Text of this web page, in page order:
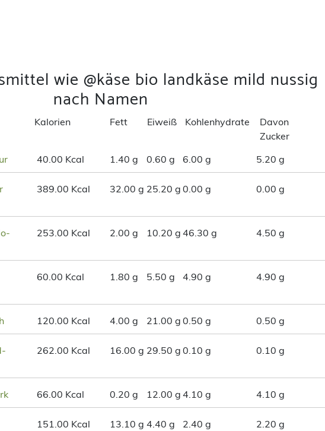
wie @käse bio landkäse mild nussig
nach Namen
Kalorien Fett Eiweiß Kohlenhydrate
Davon
Zucker
40.00 Kcal 1.40 g 0.60 g 6.00 g 5.20 g
389.00 Kcal 32.00 g 25.20 g 0.00 g 0.00 g
253.00 Kcal 2.00 g 10.20 g 46.30 g 4.50 g
60.00 Kcal 1.80 g 5.50 g 4.90 g 4.90 g
120.00 Kcal 4.00 g 21.00 g 0.50 g 0.50 g
262.00 Kcal 16.00 g 29.50 g 0.10 g 0.10 g
66.00 Kcal 0.20 g 12.00 g 4.10 g 4.10 g
151.00 Kcal 13.10 g 4.40 g 2.40 g 2.20 g